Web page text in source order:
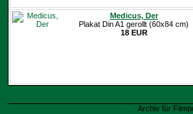
Medicus, Der
Plakat Din A1 gerollt (60x84 cm)
18 EUR
Archiv für